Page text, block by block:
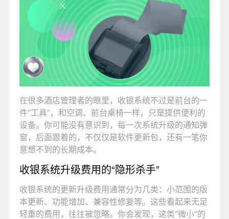
在很多酒店管理者的眼里，收银系统不过是前台的一
件“工具”，和空调、前台桌椅一样，只是提供便利的
设备。你可能没有意识到，每一次系统升级的通知弹
窗，后面跟着的，不仅仅是软件更新包，还有一笔你
意想不到的长期成本。
收银系统升级费用的“隐形杀手”
收银系统的更新升级费用通常分为几类：小范围的版
本更新、功能增加、兼容性修复等。这些看起来无足
轻重的费用，往往被忽略。你会发现，这类“微小”的